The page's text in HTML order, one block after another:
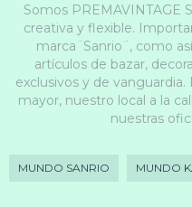
Somos PREMAVINTAGE
creativa y flexible.
marca¨Sanrio¨, como
artículos de bazar,
exclusivos y de
mayor, nuestro local a la
nuestras
MUNDO SANRIO MUNDO